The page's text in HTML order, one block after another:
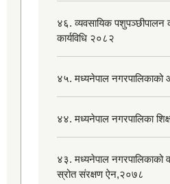
४६. व्यवसायिक पशुपञ्छीपालन
कार्यविधि २०८२
४५. मध्यनेपाल
४४. मध्यनेपाल नगरपालिका
४३. मध्यनेपाल नगरपालिकाको
स्रोत संरक्षण ऐन,२०७८